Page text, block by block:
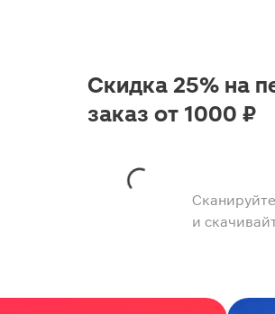
и
Скидка 25% на
заказ от 1000 ₽